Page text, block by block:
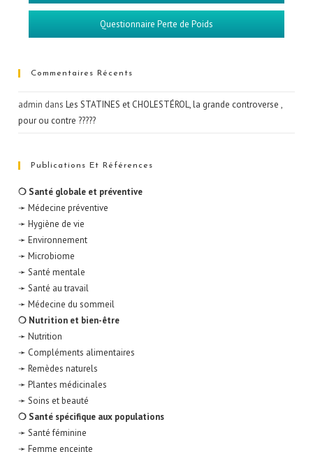
Questionnaire Perte de Poids
Commentaires Récents
admin dansLes STATINES et CHOLESTÉROL, la grande controverse ,
pour ou contre ?????
Publications Et Références
❍ Santé globale et préventive
➛ Médecine préventive
➛ Hygiène de vie
➛ Environnement
➛ Microbiome
➛ Santé mentale
➛ Santé au travail
➛ Médecine du sommeil
❍ Nutrition et bien-être
➛ Nutrition
➛ Compléments alimentaires
➛ Remèdes naturels
➛ Plantes médicinales
➛ Soins et beauté
❍ Santé spécifique aux populations
➛ Santé féminine
➛ Femme enceinte